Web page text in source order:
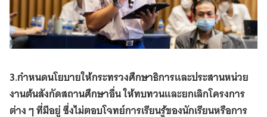
3.กำหนดนโยบายให้กระทรวงศึกษาธิการและประสานหน่วย
งานต้นสังกัดสถานศึกษาอื่น ให้ทบทวนและยกเลิกโครงการ
ต่าง ๆ ที่มีอยู่ ซึ่งไม่ตอบโจทย์การเรียนรู้ของนักเรียนหรือการ